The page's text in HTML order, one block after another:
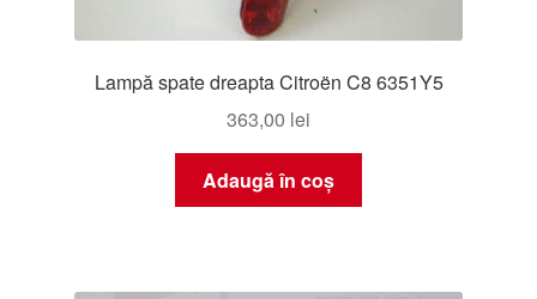
Lampă spate dreapta Citroën C8 6351Y5
363,00 lei
Adaugă în coș